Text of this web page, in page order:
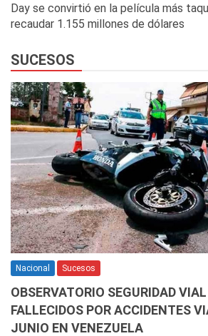
Day se convirtió en la película más
recaudar 1.155 millones de dólares
SUCESOS
Nacional Sucesos
OBSERVATORIO SEGURIDAD
FALLECIDOS POR ACCIDENTES
JUNIO EN VENEZUELA